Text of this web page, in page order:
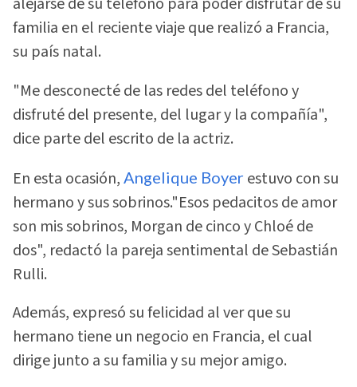
familia en el reciente viaje que realizó a Francia,
su país natal.
"Me desconecté de las redes del teléfono y
disfruté del presente, del lugar y la compañía",
dice parte del escrito de la actriz.
En esta ocasión, Angelique Boyer estuvo con su
hermano y sus sobrinos."Esos pedacitos de amor
son mis sobrinos, Morgan de cinco y Chloé de
dos", redactó la pareja sentimental de Sebastián
Rulli.
Además, expresó su felicidad al ver que su
hermano tiene un negocio en Francia, el cual
dirige junto a su familia y su mejor amigo.